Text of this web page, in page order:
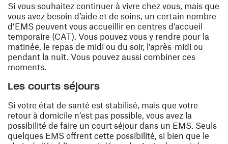
Si vous souhaitez continuer à vivre chez vous, mais que
vous avez besoin d’aide et de soins, un certain nombre
d’EMS peuvent vous accueillir en centres d’accueil
temporaire (CAT). Vous pouvez vous y rendre pour la
matinée, le repas de midi ou du soir, l’après-midi ou
pendant la nuit. Vous pouvez aussi combiner ces
moments.
Les courts séjours
Si votre état de santé est stabilisé, mais que votre
retour à domicile n’est pas possible, vous avez la
possibilité de faire un court séjour dans un EMS. Seuls
quelques EMS offrent cette possibilité, si bien que le